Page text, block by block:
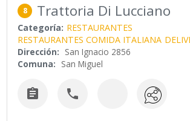
8 Trattoria Di Lucciano
Categoría: RESTAURANTES
RESTAURANTES COMIDA ITALIANA
Dirección: San Ignacio 2856
Comuna: San Miguel
 